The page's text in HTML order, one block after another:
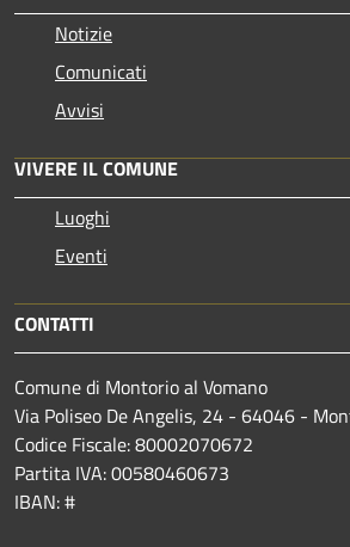
Notizie
Comunicati
Avvisi
VIVERE IL COMUNE
Luoghi
Eventi
CONTATTI
Comune di Montorio al Vomano
Via Poliseo De Angelis, 24 - 64046 -
Codice Fiscale: 80002070672
Partita IVA: 00580460673
IBAN: #